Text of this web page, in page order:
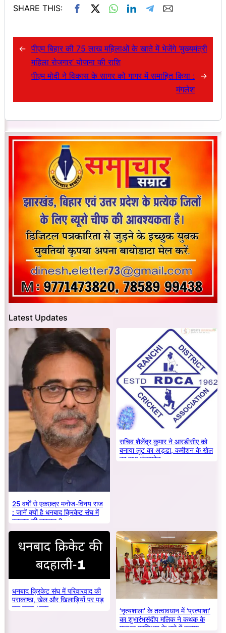
SHARE THIS:
← पीएम बिहार की 75 लाख महिलाओं के खाते में भेजेंगे ‘मुख्यमंत्री
महिला रोजगार’ योजना की राशि
पीएम मोदी ने विकास के सागर को गागर में समाहित किया :
मंगलेश
→
Latest Updates
25 वर्षों से एकछत्र मनोज-विनय राज
: जानें क्यों है धनबाद क्रिकेट संघ में
बदलाव की जरूरत ?
सचिव शैलेंद्र कुमार ने आरडीसीए को
बनाया लूट का अड्डा, कमीशन के खेल
का हुआ भंडाफोड़
धनबाद क्रिकेट संघ में परिवारवाद की
पराकाष्ठा, खेल और खिलाड़ियों पर पड़
रहा गहरा असर
‘नृत्यशाला’ के तत्वावधान में ‘प्रत्याशा’
का शुभारंभसंदीप मलिक ने कथक के
मूलभूत प्रशिक्षण के बारे में बताया